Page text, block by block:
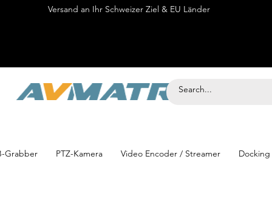
Versand an Ihr Schweizer Ziel & EU Länder
Grabber PTZ-Kamera Video Encoder / Streamer